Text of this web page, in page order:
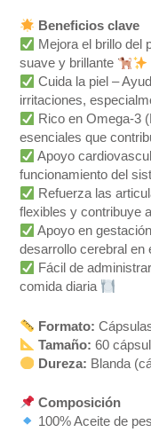
Beneficios clave
Mejora el brillo del
suave y brillante
Cuida la piel –
irritaciones,
Rico en Omega-3
esenciales que
Apoyo
funcionamiento del
Refuerza las
flexibles y contribuye
Apoyo en
desarrollo cerebral en
Fácil de
comida diaria
Formato:
Tamaño: 60
Dureza: Blanda
Composición
100% Aceite de